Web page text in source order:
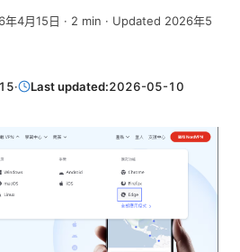
年4月15日 · 2 min · Updated 2026年5
· Last updated:2026-05-10